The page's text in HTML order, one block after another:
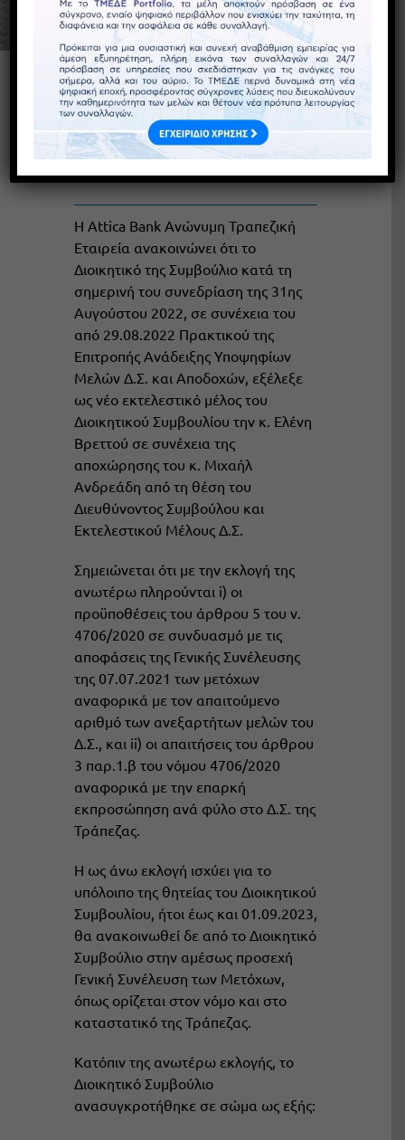
Attica Bank –
Ανασυγκρότηση
Διοικητικού Συμβουλίου –
Εκπροσώπηση της Τράπεζας
Η Attica Bank Ανώνυμη Τραπεζική
Εταιρεία ανακοινώνει ότι το
Διοικητικό της Συμβούλιο κατά τη
σημερινή του συνεδρίαση της 31ης
Αυγούστου 2022, σε συνέχεια του
από 29.08.2022 Πρακτικού της
Επιτροπής Ανάδειξης Υποψηφίων
Μελών Δ.Σ. και Αποδοχών, εξέλεξε
ως νέο εκτελεστικό μέλος του
Διοικητικού Συμβουλίου την κ. Ελένη
Βρεττού σε συνέχεια της
αποχώρησης του κ. Μιχαήλ
Ανδρεάδη από τη θέση του
Διευθύνοντος Συμβούλου και
Εκτελεστικού Μέλους Δ.Σ.
Σημειώνεται ότι με την εκλογή της
ανωτέρω πληρούνται i) οι
προϋποθέσεις του άρθρου 5 του ν.
4706/2020 σε συνδυασμό με τις
αποφάσεις της Γενικής Συνέλευσης
της 07.07.2021 των μετόχων
αναφορικά με τον απαιτούμενο
αριθμό των ανεξαρτήτων μελών του
Δ.Σ., και ii) οι απαιτήσεις του άρθρου
3 παρ.1.β του νόμου 4706/2020
αναφορικά με την επαρκή
εκπροσώπηση ανά φύλο στο Δ.Σ. της
Τράπεζας.
Η ως άνω εκλογή ισχύει για το
υπόλοιπο της θητείας του Διοικητικού
Συμβουλίου, ήτοι έως και 01.09.2023,
θα ανακοινωθεί δε από το Διοικητικό
Συμβούλιο στην αμέσως προσεχή
Γενική Συνέλευση των Μετόχων,
όπως ορίζεται στον νόμο και στο
καταστατικό της Τράπεζας.
Κατόπιν της ανωτέρω εκλογής, το
Διοικητικό Συμβούλιο
ανασυγκροτήθηκε σε σώμα ως εξής: